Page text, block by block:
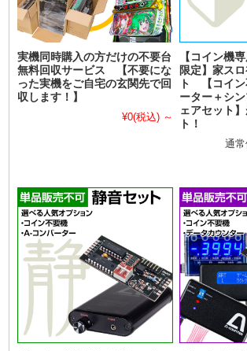
実機同時購入の方だけの不要台
無料回収サービス 【不要にな
った実機をご自宅の玄関先で回
収します！】
¥0(税込) ～
【コイン機
限定】家ス
ト 【コイン
ーター＋シ
ェアセット
ト！
通